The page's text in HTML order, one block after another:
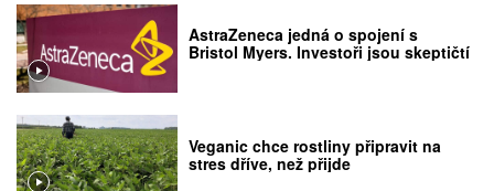
AstraZeneca jedná o spojení s
Bristol Myers. Investoři jsou skeptičtí
Veganic chce rostliny připravit na
stres dříve, než přijde